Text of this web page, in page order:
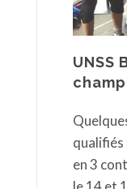
UNSS
qualifiés
en 3